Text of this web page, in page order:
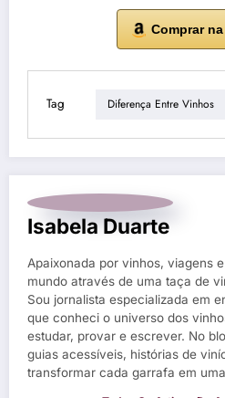
Comprar
Tag Diferença Entre Vinhos
Isabela Duarte
Apaixonada por vinhos, viagens
mundo através de uma taça de
Sou jornalista especializada em
que conheci o universo dos
estudar, provar e escrever. No
guias acessíveis, histórias de
transformar cada garrafa em